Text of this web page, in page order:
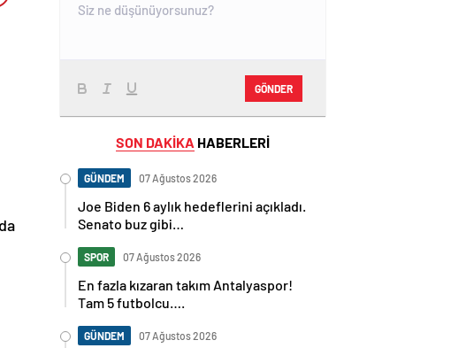
GÖNDER
SON DAKİKA HABERLERİ
GÜNDEM 07 Ağustos 2026
Joe Biden 6 aylık hedeflerini açıkladı.
Senato buz gibi…
SPOR 07 Ağustos 2026
En fazla kızaran takım Antalyaspor!
Tam 5 futbolcu….
GÜNDEM 07 Ağustos 2026